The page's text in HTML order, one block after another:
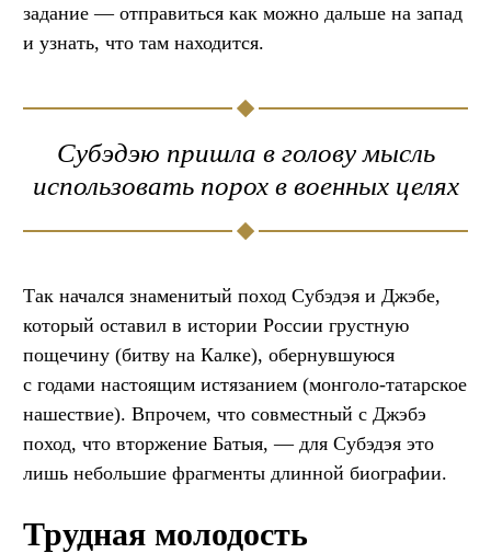
задание — отправиться как можно дальше на запад
и узнать, что там находится.
Субэдэю пришла в голову мысль
использовать порох в военных целях
Так начался знаменитый поход Субэдэя и Джэбе,
который оставил в истории России грустную
пощечину (битву на Калке), обернувшуюся
с годами настоящим истязанием (монголо-татарское
нашествие). Впрочем, что совместный с Джэбэ
поход, что вторжение Батыя, — для Субэдэя это
лишь небольшие фрагменты длинной биографии.
Трудная молодость